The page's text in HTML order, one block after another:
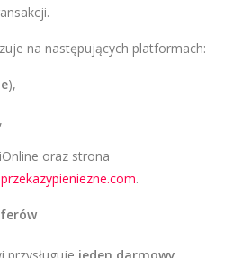
na następujących platformach:
),
oraz strona
.